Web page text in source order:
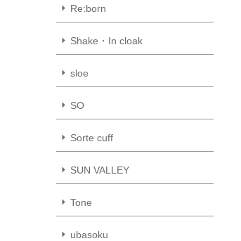
Re:born
Shake・In cloak
sloe
SO
Sorte cuff
SUN VALLEY
Tone
ubasoku